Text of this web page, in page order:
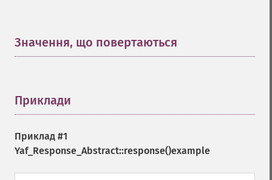
Значення, що повертаються
Приклади
Приклад #1
Yaf_Response_Abstract::response()example